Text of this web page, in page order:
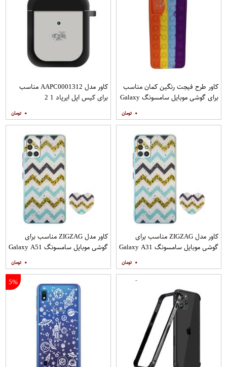
کاور طرح فیجت رنگین کمان مناسب
برای گوشی موبایل سامسونگ Galaxy
۰
کاور مدل AAPC0001312 مناسب
برای کیس اپل ایرپاد 1 2
۰
کاور مدل ZIGZAG مناسب برای
گوشی موبایل سامسونگ Galaxy A31
۰
کاور مدل ZIGZAG مناسب برای
گوشی موبایل سامسونگ Galaxy A51
۰
5%